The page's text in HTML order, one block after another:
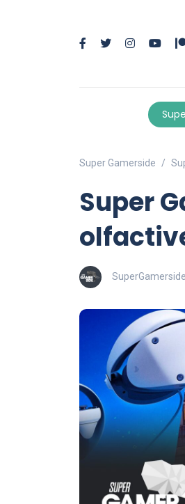
Super Gamerside
Super
SuperGamerside